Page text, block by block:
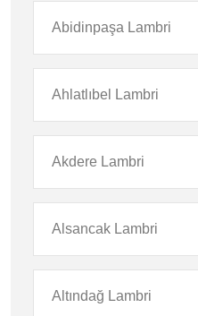
Abidinpaşa Lambri
Ahlatlıbel Lambri
Akdere Lambri
Alsancak Lambri
Altındağ Lambri